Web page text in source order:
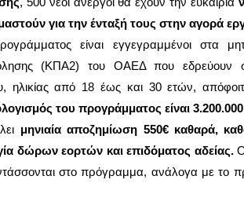
για την ένταξή τους στην αγορά
είναι εγγεγραμμένοι στα
(ΚΠΑ2) του ΟΑΕΔ που εδρεύουν σε
ηλικίας από 18 έως και 30 ετών,
του προγράμματος είναι
μηνιαία αποζημίωση 550€ καθαρά,
δώρων εορτών και επιδόματος αδείας.
στο πρόγραμμα, ανάλογα με το